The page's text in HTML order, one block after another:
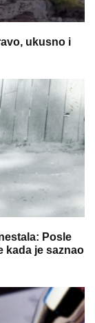
ukusno i
Posle
kada je saznao